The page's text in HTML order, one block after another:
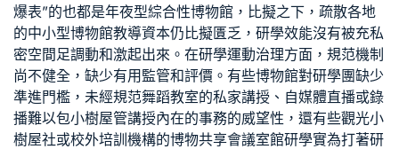
爆表”的也都是年夜型綜合性博物館，比擬之下，疏散各地
的中小型博物館教導資本仍比擬匱乏，研學效能沒有被充私
密空間足調動和激起出來。在研學運動治理方面，規范機制
尚不健全，缺少有用監管和評價。有些博物館對研學團缺少
準進門檻，未經規范舞蹈教室的私家講授、自媒體直播或錄
播難以包小樹屋管講授內在的事務的威望性，還有些觀光小
樹屋社或校外培訓機構的博物共享會議室館研學實為打著研